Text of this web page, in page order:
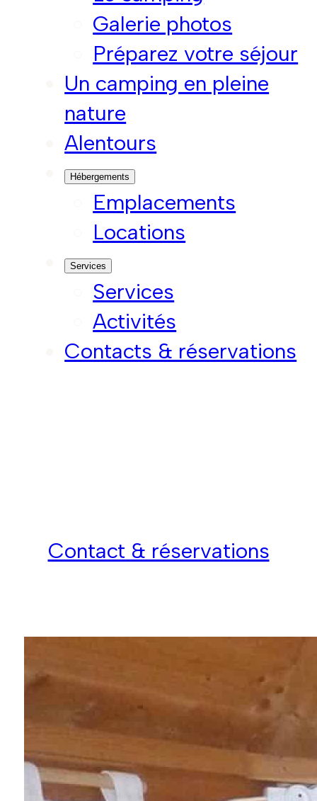
Galerie photos
Préparez votre séjour
Un camping en pleine
nature
Alentours
Hébergements
Emplacements
Locations
Services
Services
Activités
Contacts & réservations
Contact & réservations